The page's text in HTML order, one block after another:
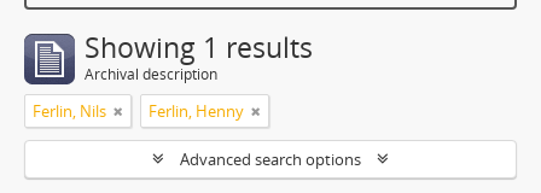
Showing 1 results
Archival description
Ferlin, Nils Ferlin, Henny
Advanced search options